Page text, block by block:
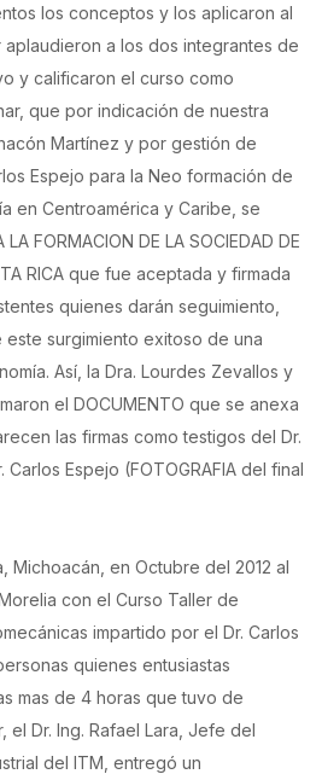
los conceptos y los aplicaron al
aplaudieron a los dos integrantes de
y calificaron el curso como
que por indicación de nuestra
Martínez y por gestión de
Espejo para la Neo formación de
en Centroamérica y Caribe, se
FORMACION DE LA SOCIEDAD DE
RICA que fue aceptada y firmada
quienes darán seguimiento,
surgimiento exitoso de una
Así, la Dra. Lourdes Zevallos y
el DOCUMENTO que se anexa
las firmas como testigos del Dr.
Espejo (FOTOGRAFIA del final
Michoacán, en Octubre del 2012 al
con el Curso Taller de
impartido por el Dr. Carlos
quienes entusiastas
mas de 4 horas que tuvo de
el Dr. Ing. Rafael Lara, Jefe del
del ITM, entregó un